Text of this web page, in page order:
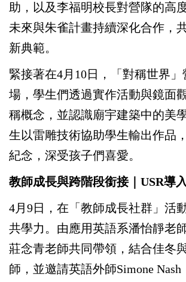
助，以及李福明校長對營隊的高
未來與朱雀計畫持續深化合作，
新典範。
緊接著在4月10日，「對稱世界
場，學生們透過實作活動與鏡面
稱概念，並認識廟宇建築中的美
生以雷雕技術協助學生輸出作品
紀念，深受孩子們喜愛。
教師成長與跨階段銜接｜USR導
4月9日，在「教師成長社群」活
共學力。由應用英語系潘怡靜老
莊念青老師共同帶領，結合佳冬
師，並邀請英語外師Simone